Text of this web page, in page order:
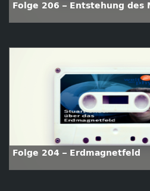
Folge 206 – Entstehung des
Folge 204 – Erdmagnetfeld